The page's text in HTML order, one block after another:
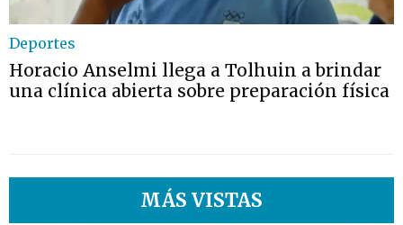
Deportes
Horacio Anselmi llega a Tolhuin a brindar
una clínica abierta sobre preparación física
MÁS VISTAS